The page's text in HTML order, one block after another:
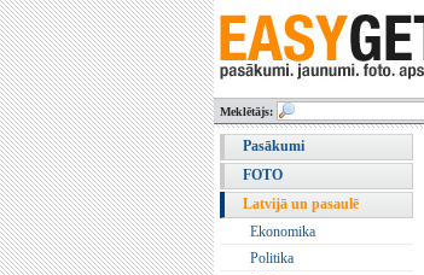
Meklētājs:
Pasākumi
FOTO
Latvijā un pasaulē
Ekonomika
Politika